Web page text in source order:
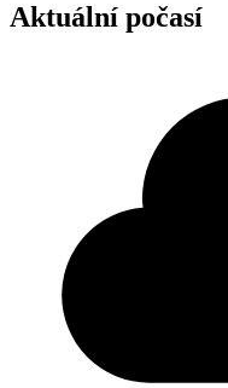
Aktuální počasí